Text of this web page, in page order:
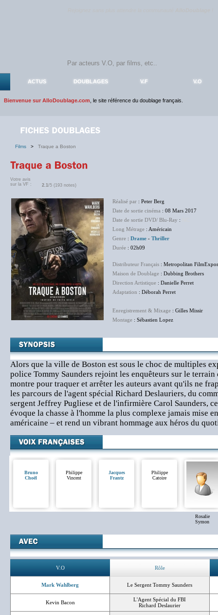
ACTUS DOUBLAGES V.F V.O
Bienvenue sur AlloDoublage.com , le site référence du doublage français.
Films > Traque a Boston
Votre avis
sur la VF :
2.1/5 (193 notes)
Réalisé par : Peter Berg
Date de sortie cinéma : 08 Mars 2017
Date de sortie DVD/ Blu-Ray :
Long Métrage : Américain
Genre : Drame - Thriller
Durée : 02h09
Distributeur Français : Metropolitan
Maison de Doublage : Dubbing Brothers
Direction Artistique : Danielle Perret
Adaptation : Déborah Perret
Enregistrement & Mixage : Gilles Missir
Montage : Sébastien Lopez
Alors que la ville de Boston est sous le choc de multiples
police Tommy Saunders rejoint les enquêteurs sur le terrain
montre pour traquer et arrêter les auteurs avant qu'ils ne
les parcours de l'agent spécial Richard Deslauriers, du
sergent Jeffrey Pugliese et de l'infirmière Carol Saunders,
évoque la chasse à l'homme la plus complexe jamais mise
américaine – et rend un vibrant hommage aux héros du
Bruno
Choël
Philippe
Vincent
Jacques
Frantz
Philippe
Catoire
Rosalie
Symon
V.O Rôle
Mark Wahlberg Le Sergent Tommy Saunders
Kevin Bacon
L'Agent Spécial du FBI
Richard Deslaurier